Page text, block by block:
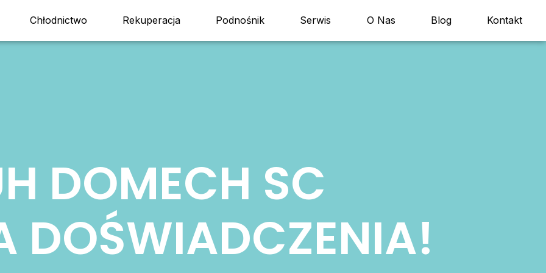
Chłodnictwo Rekuperacja Podnośnik Serwis O Nas Blog Kontakt
DOMECH SC
DOŚWIADCZENIA!